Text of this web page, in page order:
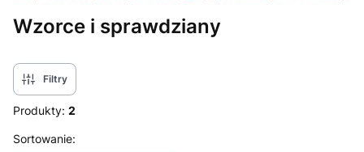
Wzorce i sprawdziany
Filtry
Produkty: 2
Lista produktów
Sortowanie: